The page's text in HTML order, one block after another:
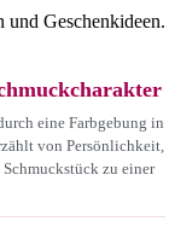
eine Farbgebung in
von Persönlichkeit,
zu einer